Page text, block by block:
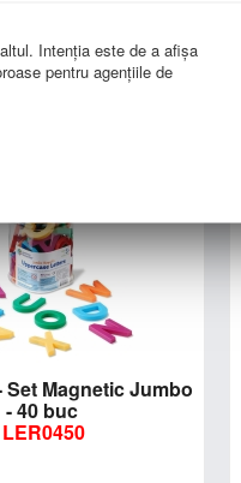
LER 6968
Set Magnetic Jumbo
- 40 buc
LER0450
Intenţia este de a afişa
pentru agenţiile de